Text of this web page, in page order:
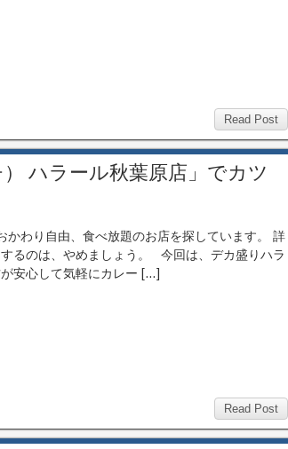
Read Post
ハラール秋葉原店」でカツ
かわり自由、食べ放題のお店を探しています。 詳
るのは、やめましょう。 今回は、デカ盛りハラ
安心して気軽にカレー […]
Read Post